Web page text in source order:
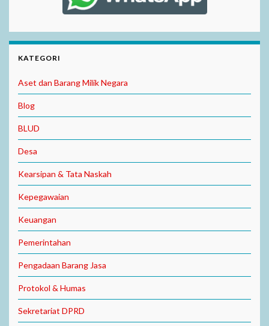
KATEGORI
Aset dan Barang Milik Negara
Blog
BLUD
Desa
Kearsipan & Tata Naskah
Kepegawaian
Keuangan
Pemerintahan
Pengadaan Barang Jasa
Protokol & Humas
Sekretariat DPRD